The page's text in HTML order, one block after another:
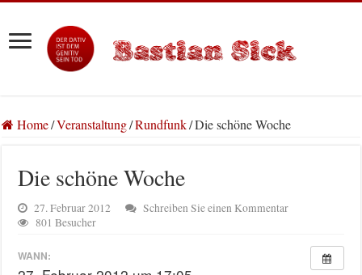
Home/Veranstaltung/Rundfunk/Die schöne Woche
Die schöne Woche
27. Februar 2012
Schreiben Sie einen Kommentar
801 Besucher
WANN: